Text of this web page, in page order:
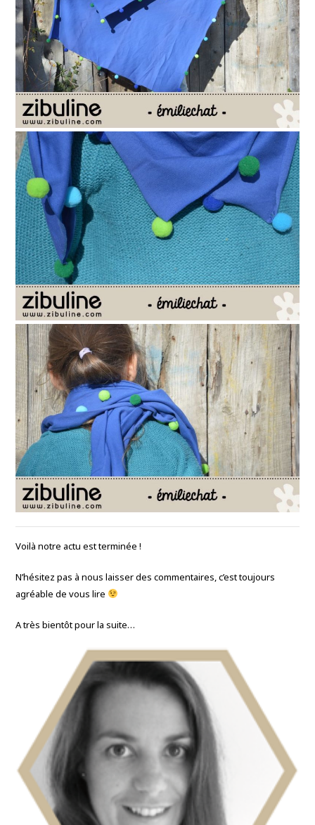
Voilà notre actu est terminée !
N’hésitez pas à nous laisser des commentaires, c’est toujours
agréable de vous lire
A très bientôt pour la suite…